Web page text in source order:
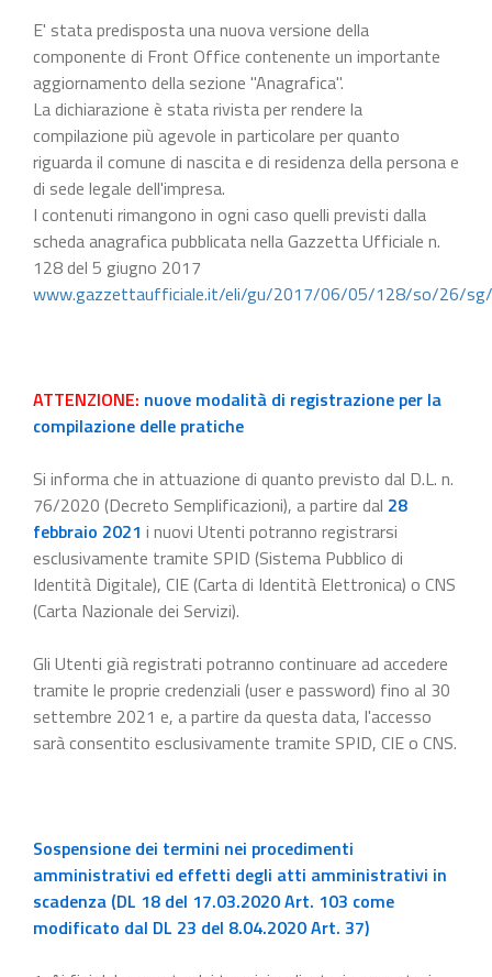
E' stata predisposta una nuova versione della
componente di Front Office contenente un importante
aggiornamento della sezione "Anagrafica".
La dichiarazione è stata rivista per rendere la
compilazione più agevole in particolare per quanto
riguarda il comune di nascita e di residenza della persona e
di sede legale dell'impresa.
I contenuti rimangono in ogni caso quelli previsti dalla
scheda anagrafica pubblicata nella Gazzetta Ufficiale n.
128 del 5 giugno 2017
www.gazzettaufficiale.it/eli/gu/2017/06/05/128/so/26/
ATTENZIONE: nuove modalità di registrazione per la
compilazione delle pratiche
Si informa che in attuazione di quanto previsto dal D.L. n.
76/2020 (Decreto Semplificazioni), a partire dal 28
febbraio 2021 i nuovi Utenti potranno registrarsi
esclusivamente tramite SPID (Sistema Pubblico di
Identità Digitale), CIE (Carta di Identità Elettronica) o CNS
(Carta Nazionale dei Servizi).
Gli Utenti già registrati potranno continuare ad accedere
tramite le proprie credenziali (user e password) fino al 30
settembre 2021 e, a partire da questa data, l'accesso
sarà consentito esclusivamente tramite SPID, CIE o CNS.
Sospensione dei termini nei procedimenti
amministrativi ed effetti degli atti amministrativi in
scadenza (DL 18 del 17.03.2020 Art. 103 come
modificato dal DL 23 del 8.04.2020 Art. 37)